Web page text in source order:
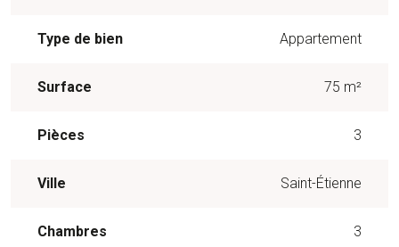
Type de bien Appartement
Surface 75 m²
Pièces 3
Ville Saint-Étienne
Chambres 3